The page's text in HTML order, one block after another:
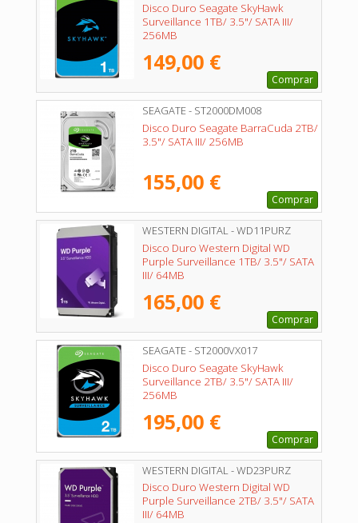
Disco Duro Seagate SkyHawk
Surveillance 1TB/ 3.5"/ SATA III/
256MB
149,00 €
Comprar
SEAGATE - ST2000DM008
Disco Duro Seagate BarraCuda 2TB/
3.5"/ SATA III/ 256MB
155,00 €
Comprar
WESTERN DIGITAL - WD11PURZ
Disco Duro Western Digital WD
Purple Surveillance 1TB/ 3.5"/ SATA
III/ 64MB
165,00 €
Comprar
SEAGATE - ST2000VX017
Disco Duro Seagate SkyHawk
Surveillance 2TB/ 3.5"/ SATA III/
256MB
195,00 €
Comprar
WESTERN DIGITAL - WD23PURZ
Disco Duro Western Digital WD
Purple Surveillance 2TB/ 3.5"/ SATA
III/ 64MB